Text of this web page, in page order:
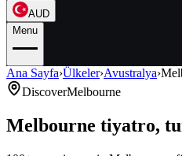
AUD
Menu
Ana Sayfa›Ülkeler›Avustralya›
DiscoverMelbourne
Melbourne tiyatro,